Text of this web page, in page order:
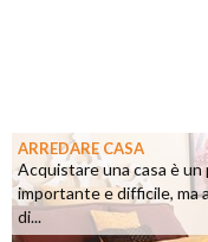
ARREDARE CASA
Acquistare una casa è
importante e difficile, ma
di...